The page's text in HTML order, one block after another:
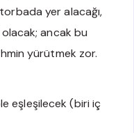
yer alacağı,
olacak; ancak bu
yürütmek zor.
eşleşilecek (biri iç